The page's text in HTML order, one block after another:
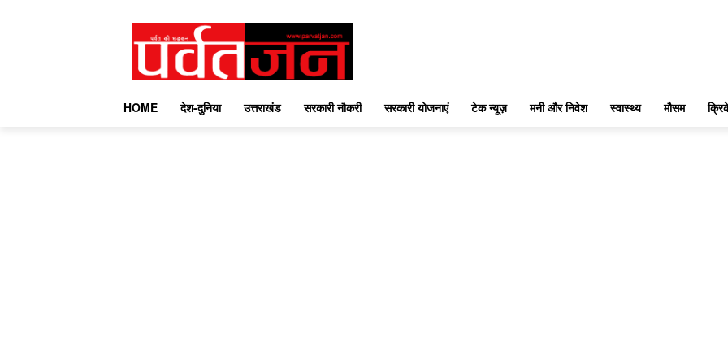
HOME देश-दुनिया उत्तराखंड सरकारी नौकरी सरकारी योजनाएं टेक न्यूज़ मनी और निवेश स्वास्थ्य मौसम